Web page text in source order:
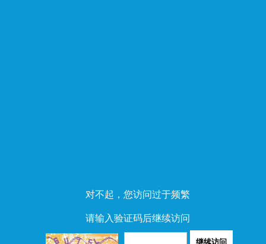
对不起，您访问过于频繁
请输入验证码后继续访问
继续访问